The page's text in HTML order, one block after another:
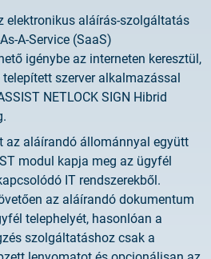
elektronikus aláírás-szolgáltatás
A-Service (SaaS)
igénybe az interneten keresztül,
szerver alkalmazással
NETLOCK SIGN Hibrid
az aláírandó állománnyal együtt
modul kapja meg az ügyfél
IT rendszerekből.
az aláírandó dokumentum
telephelyét, hasonlóan a
szolgáltatáshoz csak a